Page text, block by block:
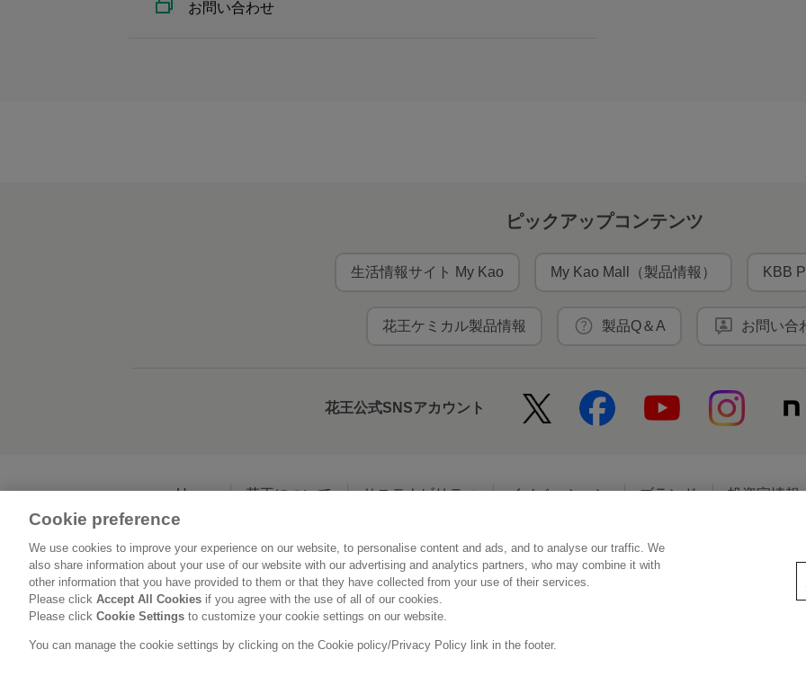
お問い合わせ
ピックアップコンテンツ
生活情報サイト My Kao My Kao Mall（製品情報） KBB
花王ケミカル製品情報 製品Q＆A お問い合
花王公式SNSアカウント
Home 花王について サステナビリティ イノベーション ブランド 投資家情報
利用規約 花王のアクセシビリティ 個人情報保護方針 利用者情報の外部送信
Cookie preference
We use cookies to improve your experience on our website, to personalise content and ads, and to analyse our traffic. We
also share information about your use of our website with our advertising and analytics partners, who may combine it with
other information that you have provided to them or that they have collected from your use of their services.
Please click Accept All Cookies if you agree with the use of all of our cookies.
Please click Cookie Settings to customize your cookie settings on our website.
You can manage the cookie settings by clicking on the Cookie policy/Privacy Policy link in the footer.